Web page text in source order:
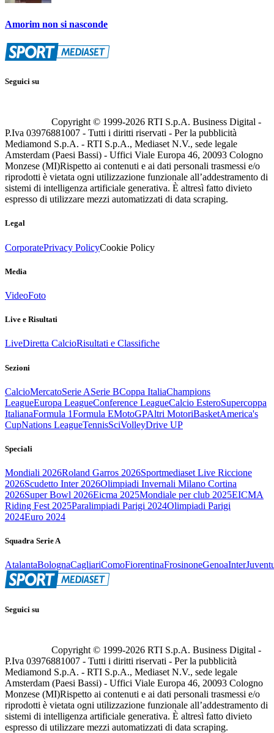
Amorim non si nasconde
Seguici su
Copyright © 1999-2026 RTI S.p.A. Business Digital -
P.Iva 03976881007 - Tutti i diritti riservati - Per la pubblicità
Mediamond S.p.A. - RTI S.p.A., Mediaset N.V., sede legale
Amsterdam (Paesi Bassi) - Uffici Viale Europa 46, 20093 Cologno
Monzese (MI)Rispetto ai contenuti e ai dati personali trasmessi e/o
riprodotti è vietata ogni utilizzazione funzionale all’addestramento di
sistemi di intelligenza artificiale generativa. È altresì fatto divieto
espresso di utilizzare mezzi automatizzati di data scraping.
Legal
CorporatePrivacy PolicyCookie Policy
Media
VideoFoto
Live e Risultati
LiveDiretta CalcioRisultati e Classifiche
Sezioni
CalcioMercatoSerie ASerie BCoppa ItaliaChampions
LeagueEuropa LeagueConference LeagueCalcio EsteroSupercoppa
ItalianaFormula 1Formula EMotoGPAltri MotoriBasketAmerica's
CupNations LeagueTennisSciVolleyDrive UP
Speciali
Mondiali 2026Roland Garros 2026Sportmediaset Live Riccione
2026Scudetto Inter 2026Olimpiadi Invernali Milano Cortina
2026Super Bowl 2026Eicma 2025Mondiale per club 2025EICMA
Riding Fest 2025Paralimpiadi Parigi 2024Olimpiadi Parigi
2024Euro 2024
Squadra Serie A
AtalantaBolognaCagliariComoFiorentinaFrosinoneGenoaInter
Seguici su
Copyright © 1999-2026 RTI S.p.A. Business Digital -
P.Iva 03976881007 - Tutti i diritti riservati - Per la pubblicità
Mediamond S.p.A. - RTI S.p.A., Mediaset N.V., sede legale
Amsterdam (Paesi Bassi) - Uffici Viale Europa 46, 20093 Cologno
Monzese (MI)Rispetto ai contenuti e ai dati personali trasmessi e/o
riprodotti è vietata ogni utilizzazione funzionale all’addestramento di
sistemi di intelligenza artificiale generativa. È altresì fatto divieto
espresso di utilizzare mezzi automatizzati di data scraping.